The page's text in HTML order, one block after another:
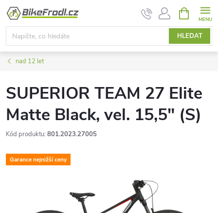
Přejít
obsah
HLEDAT
NÁKUPNÍ
KOŠÍK
nad 12 let
SUPERIOR TEAM 27 Elite
Matte Black, vel. 15,5" (S)
Kód produktu: 801.2023.27005
Garance nejnižší ceny